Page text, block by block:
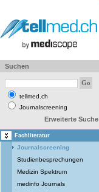
Suchen
tellmed.ch
Journalscreening
Erweiterte Suche
Fachliteratur
Journalscreening
Studienbesprechungen
Medizin Spektrum
medinfo Journals